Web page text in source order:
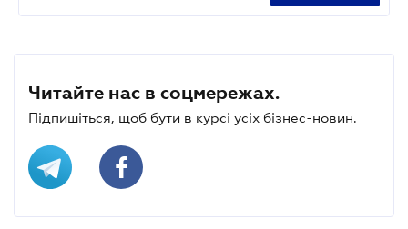
Читайте нас в соцмережах.
Підпишіться, щоб бути в курсі усіх бізнес-новин.